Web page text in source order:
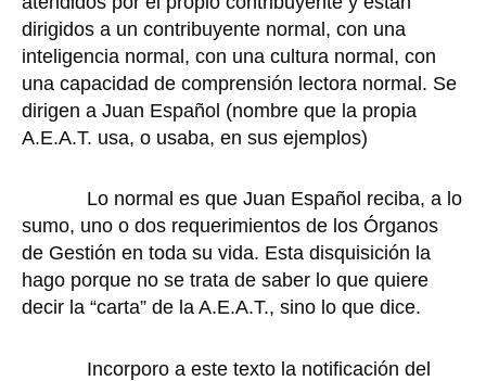
dirigidos a un contribuyente normal, con una
inteligencia normal, con una cultura normal, con
una capacidad de comprensión lectora normal. Se
dirigen a Juan Español (nombre que la propia
A.E.A.T. usa, o usaba, en sus ejemplos)
Lo normal es que Juan Español reciba, a lo
sumo, uno o dos requerimientos de los Órganos
de Gestión en toda su vida. Esta disquisición la
hago porque no se trata de saber lo que quiere
decir la “carta” de la A.E.A.T., sino lo que dice.
Incorporo a este texto la notificación del